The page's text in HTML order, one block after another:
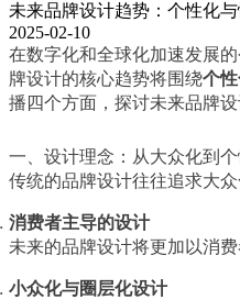
未来品牌设计趋势：个性化
2025-02-10
在数字化和全球化加速发展
牌设计的核心趋势将围绕个
播四个方面，探讨未来品牌设
一、设计理念：从大众化到
传统的品牌设计往往追求大
消费者主导的设计
未来的品牌设计将更加以消
小众化与圈层化设计